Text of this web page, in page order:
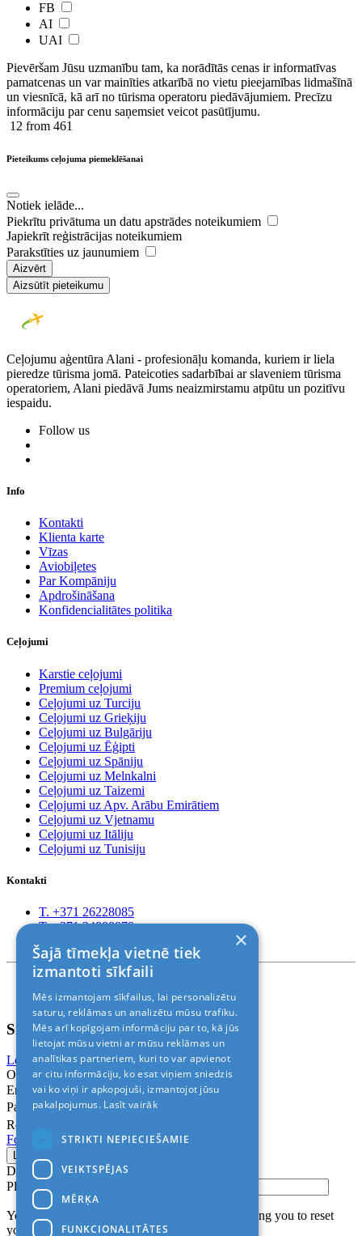
FB
AI
UAI
Pievēršam Jūsu uzmanību tam, ka norādītās cenas ir ​informatīvas ​
pamatcenas un var mainīties atkarībā ​no ​vietu pieejamības lidmašīnā
un viesnīcā, kā arī no tūrisma operatoru piedāvājumiem. Precīzu
informāciju par cenu saņemsiet veicot pasūtījumu.
12 from 461
Pieteikums ceļojuma piemeklēšanai
Notiek ielāde...
Piekrītu privātuma un datu apstrādes noteikumiem
Japiekrīt reģistrācijas noteikumiem
Parakstīties uz jaunumiem
Aizvērt
Aizsūtīt pieteikumu
Ceļojumu aģentūra Alani - profesionāļu komanda, kuriem ir liela
pieredze tūrisma jomā. Pateicoties sadarbībai ar slaveniem tūrisma
operatoriem, Alani piedāvā Jums neaizmirstamu atpūtu un pozitīvu
iespaidu.
Follow us
Info
Kontakti
Klienta karte
Vīzas
Aviobiļetes
Par Kompāniju
Apdrošināšana
Konfidencialitātes politika
Ceļojumi
Karstie ceļojumi
Premium ceļojumi
Ceļojumi uz Turciju
Ceļojumi uz Grieķiju
Ceļojumi uz Bulgāriju
Ceļojumi uz Ēģipti
Ceļojumi uz Spāniju
Ceļojumi uz Melnkalni
Ceļojumi uz Taizemi
Ceļojumi uz Apv. Arābu Emirātiem
Ceļojumi uz Vjetnamu
Ceļojumi uz Itāliju
Ceļojumi uz Tunisiju
Kontakti
T. +371 26228085
T. +371 24888878
© 2011-2026> «ALANI SIA»
Sign In
Login with Facebook Login with Google
Or
Email
Password
Remember me
Forgot Password?
Don’t have an account?
Please confirm login email below
You will receive an email containing a link allowing you to reset
your password to a new preferred one.
×
Šajā tīmekļa vietnē tiek
izmantoti sīkfaili
Mēs izmantojam sīkfailus, lai personalizētu
saturu, reklāmas un analizētu mūsu trafiku.
Mēs arī kopīgojam informāciju par to, kā jūs
lietojat mūsu vietni ar mūsu reklāmas un
analītikas partneriem, kuri to var apvienot
ar citu informāciju, ko esat viņiem sniedzis
vai ko viņi ir apkopojuši, izmantojot jūsu
pakalpojumus. Lasīt vairāk
STRIKTI NEPIECIEŠAMIE
VEIKTSPĒJAS
MĒRĶA
FUNKCIONALITĀTES